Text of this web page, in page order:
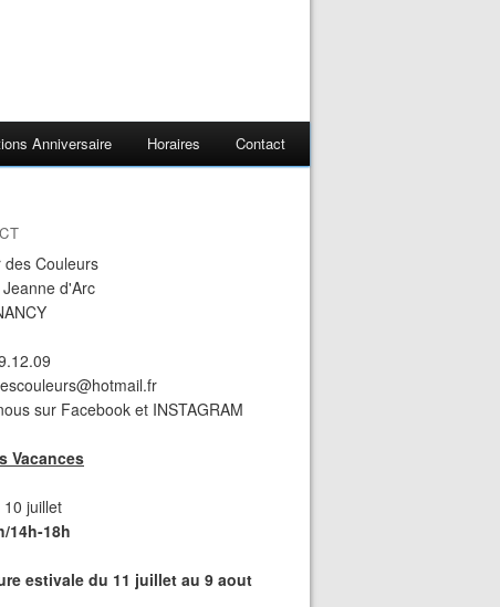
Anniversaire Horaires Contact
des Couleurs
d'Arc
sur Facebook et INSTAGRAM
Vacances
juillet
14h-18h
estivale du 11 juillet au 9 aout